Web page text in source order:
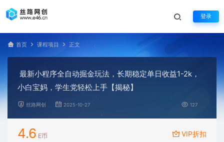
登录
首页 课程项目 正文
最新小程序全自动掘金玩法，长期稳定单日收益1-2k，
小白宝妈，学生党轻松上手【揭秘】
丝路网创 2025-10-27 127
4.6 E币 VIP折扣